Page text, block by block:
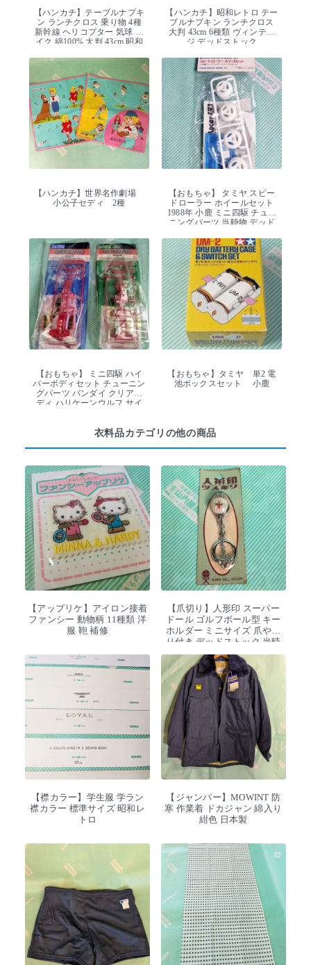
【ハンカチ】テーブルナプキ
ン ランチクロス 乗り物 4種
新幹線 ヘリコプター 気球 バ
イク 綿100% 大判 43cm 昭和
【ハンカチ】昭和レトロ テー
ブルナプキン ランチクロス
大判 43cm 6種類 ヴィンテー
ジ デッドストック
【ハンカチ】世界名作劇場
小公子セディ 2種
【おもちゃ】 タミヤ スピー
ドローラー ホイールセット
1988年 小鹿 ミニ四駆 チュー
ニングパーツ 当時物 デッド
【おもちゃ】 ミニ四駆 ハイ
パーボディセット チューニン
グパーツ バンダイ クリアボ
ディ ハリケーンウルフ サイ
【おもちゃ】タミヤ 単2 電
池ボックスセット 小鹿
衣料品カテゴリの他の商品
【アップリケ】アイロン接着
ファンシー 動物柄 11種類 洋
服 鞄 補修
【爪切り】人形印 スーパー
ドール ゴルフボール型 キー
ホルダー ミニサイズ 爪やす
り付き デッドストック 当時
物
【襟カラー】学生服 学ラン
襟カラー 標準サイズ 昭和レ
トロ
【ジャンパー】MOWINT 防
寒 作業着 ドカジャン 綿入り
紺色 日本製